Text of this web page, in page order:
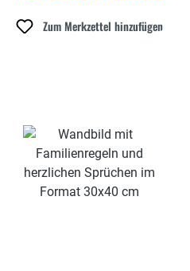
Zum Merkzettel hinzufügen